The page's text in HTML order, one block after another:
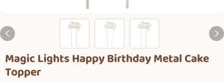
Magic Lights Happy Birthday Metal Cake
Topper